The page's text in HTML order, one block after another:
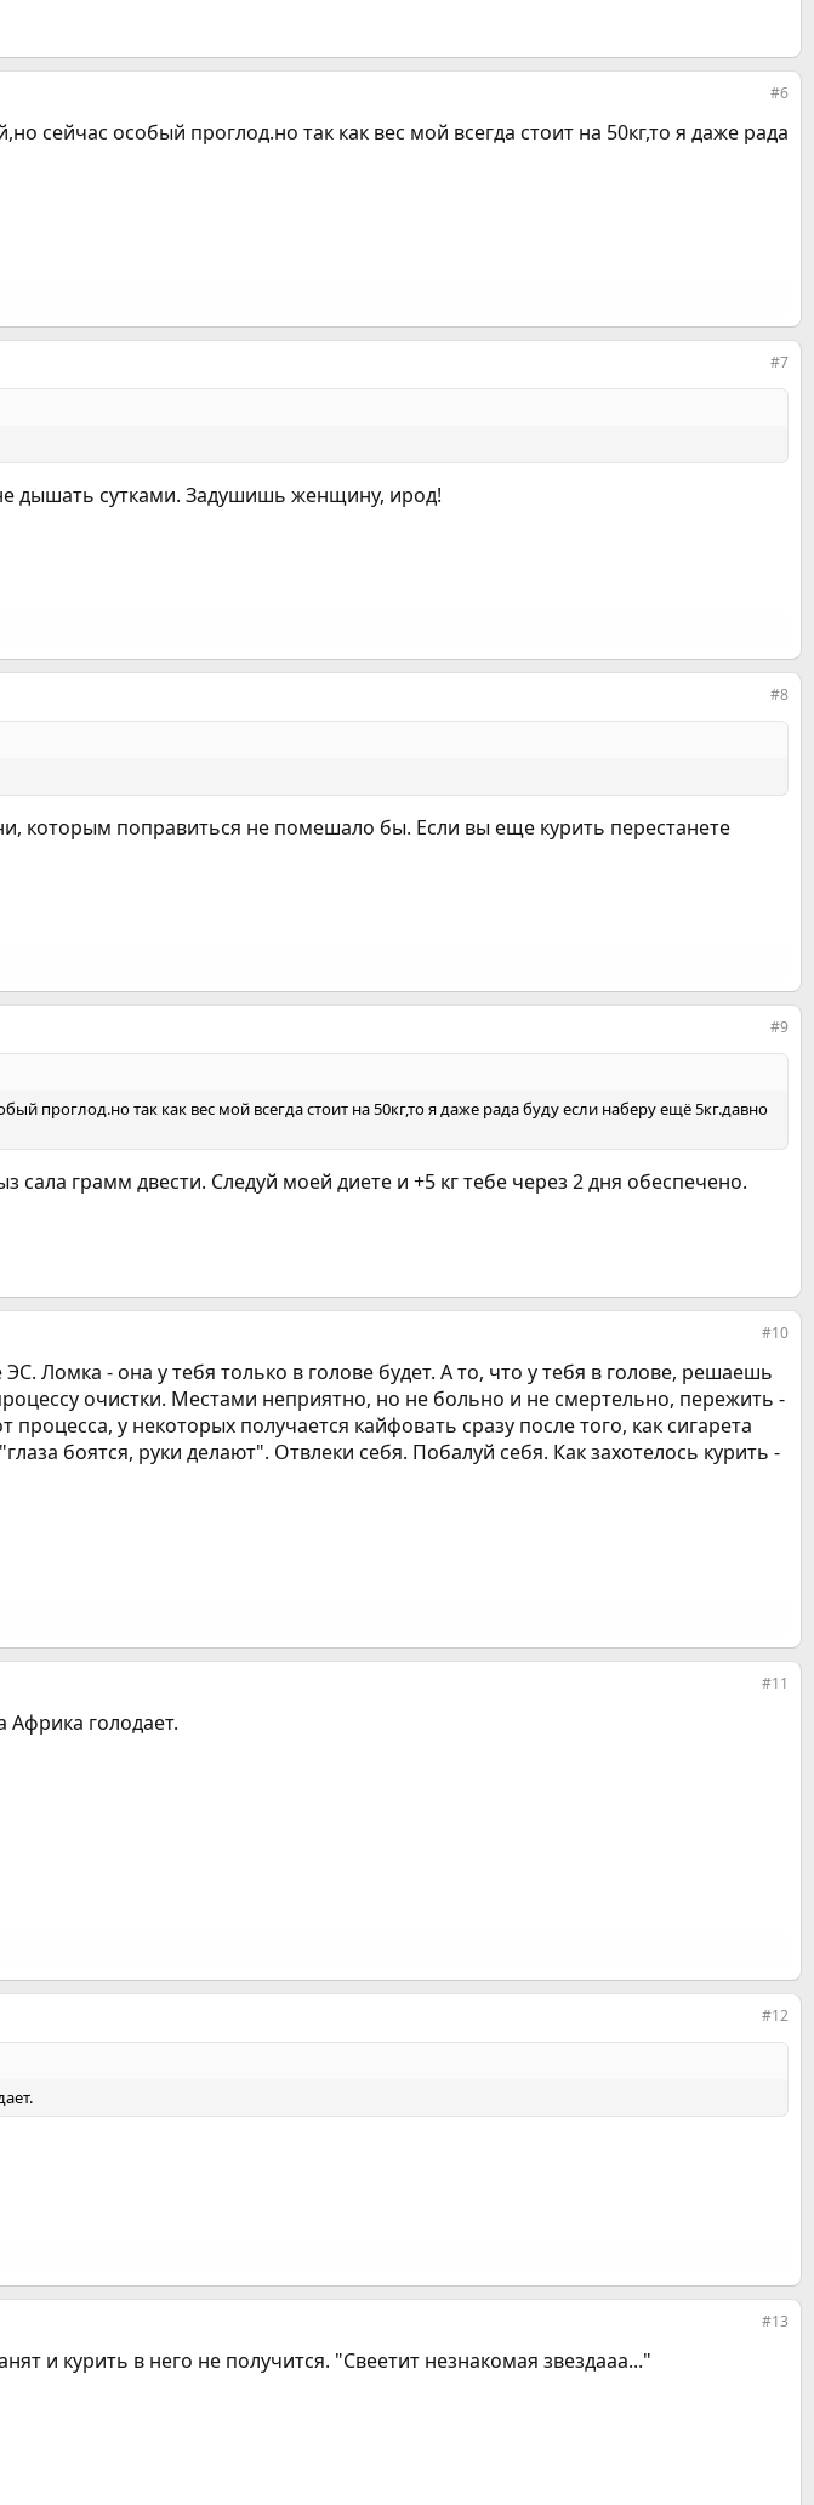
#6
сейчас особый проглод.но так как вес мой всегда стоит на 50кг,то я даже рада
#7
дышать сутками. Задушишь женщину, ирод!
#8
поправиться не помешало бы. Если вы еще курить перестанете
#9
проглод.но так как вес мой всегда стоит на 50кг,то я даже рада буду если наберу ещё 5кг.давно
сала грамм двести. Следуй моей диете и +5 кг тебе через 2 дня обеспечено.
#10
Ломка - она у тебя только в голове будет. А то, что у тебя в голове, решаешь
очистки. Местами неприятно, но не больно и не смертельно, пережить -
у некоторых получается кайфовать сразу после того, как сигарета
боятся, руки делают". Отвлеки себя. Побалуй себя. Как захотелось курить -
#11
Африка голодает.
#12
#13
и курить в него не получится. "Свеетит незнакомая звездааа..."